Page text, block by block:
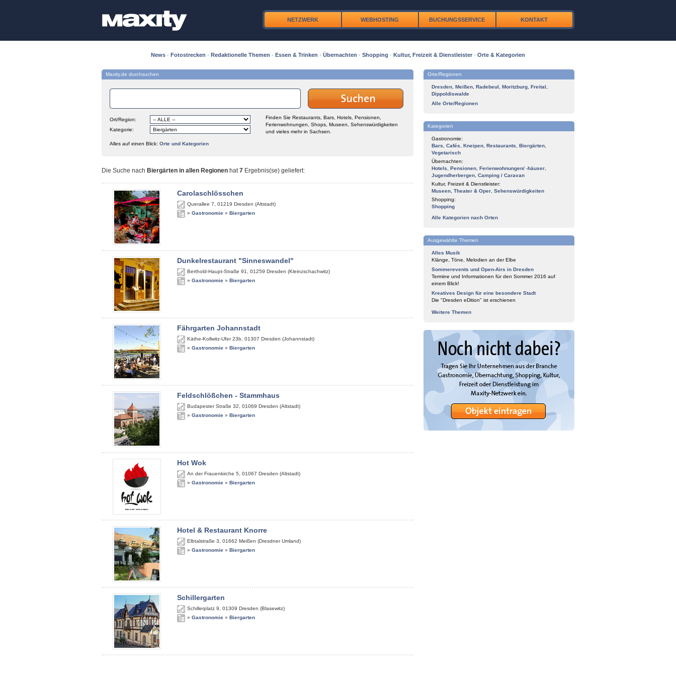
NETZWERK WEBHOSTING BUCHUNGSSERVICE KONTAKT
News · Fotostrecken · Redaktionelle Themen · Essen & Trinken · Übernachten · Shopping · Kultur, Freizeit & Dienstleister · Orte & Kategorien
Maxity.de durchsuchen
Ort/Region:
Kategorie:
Finden Sie Restaurants, Bars, Hotels, Pensionen,
Ferienwohnungen, Shops, Museen, Sehenswürdigkeiten
und vieles mehr in Sachsen.
Alles auf einen Blick: Orte und Kategorien
Die Suche nach Biergärten in allen Regionen hat7 Ergebnis(se) geliefert:
Carolaschlösschen
Querallee 7 01219 Dresden (Altstadt)
» Gastronomie » Biergarten
Dunkelrestaurant "Sinneswandel"
Berthold-Haupt-Straße 91 01259 Dresden (Kleinzschachwitz)
» Gastronomie » Biergarten
Fährgarten Johannstadt
Käthe-Kollwitz-Ufer 23b 01307 Dresden (Johannstadt)
» Gastronomie » Biergarten
Feldschlößchen - Stammhaus
Budapester Straße 32 01069 Dresden (Altstadt)
» Gastronomie » Biergarten
Hot Wok
An der Frauenkirche 5 01067 Dresden (Altstadt)
» Gastronomie » Biergarten
Hotel & Restaurant Knorre
Elbtalstraße 3 01662 Meißen (Dresdner Umland)
» Gastronomie » Biergarten
Schillergarten
Schillerplatz 9 01309 Dresden (Blasewitz)
» Gastronomie » Biergarten
Orte/Regionen
Dresden Meißen Radebeul Moritzburg Freital
Dippoldiswalde
Alle Orte/Regionen
Kategorien
Gastronomie:
Bars
Cafés Kneipen Restaurants Biergärten
Vegetarisch
Übernachten:
Hotels
Pensionen Ferienwohnungen/ -häuser
Jugendherbergen Camping / Caravan
Kultur, Freizeit & Dienstleister:
Museen Theater & Oper Sehenswürdigkeiten
Shopping:
Shopping
Alle Kategorien nach Orten
Ausgewählte Themen
Alles Musik
Klänge, Töne, Melodien an der Elbe
Sommerevents und Open-Airs in Dresden
Termine und Informationen für den Sommer 2016 auf
einem Blick!
Kreatives Design für eine besondere Stadt
Die "Dresden eDition" ist erschienen
Weitere Themen